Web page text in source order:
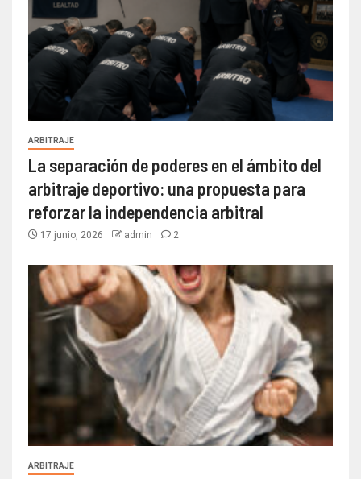
ARBITRAJE
La separación de poderes en el ámbito del
arbitraje deportivo: una propuesta para
reforzar la independencia arbitral
17 junio, 2026 admin 2
ARBITRAJE